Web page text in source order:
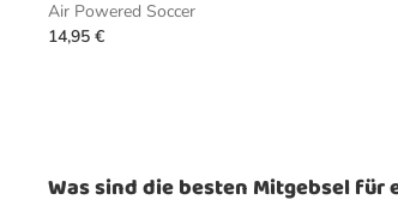
Air Powered Soccer
14,95 €
Was sind die besten Mitgebsel für